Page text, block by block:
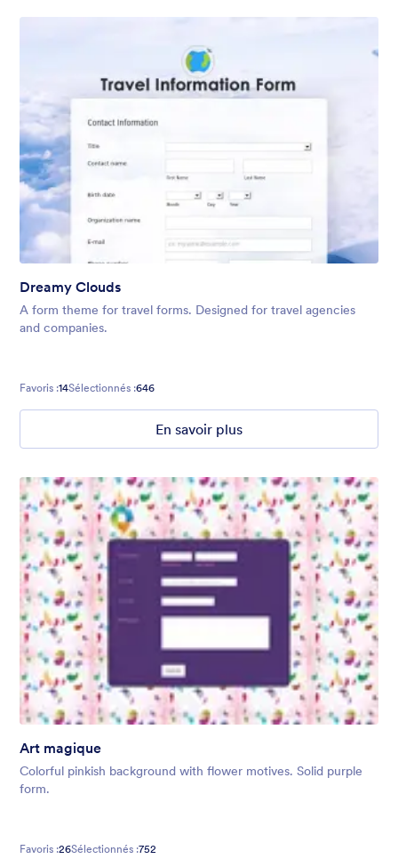
Dreamy Clouds
A form theme for travel forms. Designed for travel agencies
and companies.
Favoris :14Sélectionnés :646
En savoir plus
Art magique
Colorful pinkish background with flower motives. Solid purple
form.
Favoris :26Sélectionnés :752